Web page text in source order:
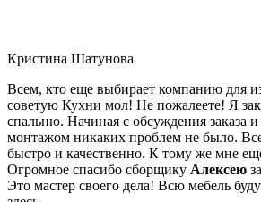
Кристина Шатунова
Всем, кто еще выбирает компанию для
советую Кухни мол! Не пожалеете! Я
спальню. Начиная с обсуждения заказа и
монтажом никаких проблем не было.
быстро и качественно. К тому же мне
Огромное спасибо сборщику Алексею
Это мастер своего дела! Всю мебель буду